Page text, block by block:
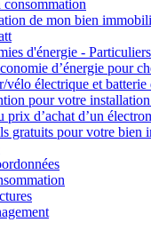
consommation
de mon bien
d'énergie - Particuliers
d’énergie pour
vélo électrique et batterie
pour votre
prix d’achat d’un
gratuits pour votre bien